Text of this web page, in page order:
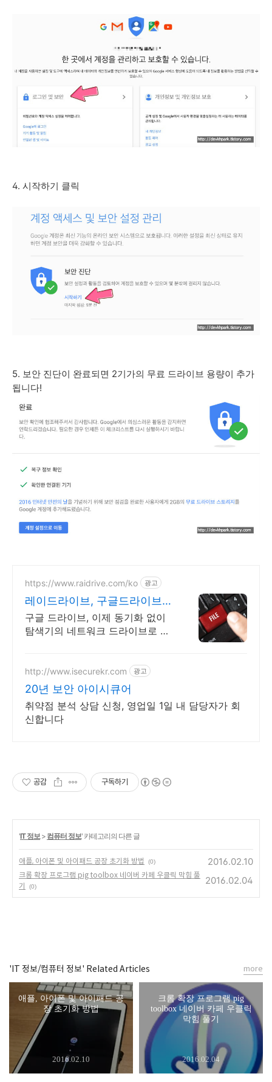
4. 시작하기 클릭
5. 보안 진단이 완료되면 2기가의 무료 드라이브 용량이 추가
됩니다!
https://www.raidrive.com/ko 광고
레이드라이브, 구글드라이브
학교용 무료제공
구글 드라이브, 이제 동기화 없이
탐색기의 네트워크 드라이브로 직
http://www.isecurekr.com 광고
20년 보안 아이시큐어
취약점 분석 상담 신청, 영업일 1일 내 담당자가 회
신합니다
공감 구독하기
'IT 정보> 컴퓨터 정보' 카테고리의 다른 글
애플, 아이폰 및 아이패드 공장 초기화 방법 (0) 2016.02.10
크롬 확장 프로그램 pig toolbox 네이버 카페 우클릭 막힘 풀
기
(0)
2016.02.04
'IT 정보/컴퓨터 정보' Related Articles
애플, 아이폰 및 아이패드 공
장 초기화 방법
2016.02.10
크롬 확장 프로그램 pig
toolbox 네이버 카페 우클릭
막힘 풀기
2016.02.04
more